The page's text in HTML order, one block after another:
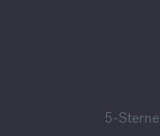
5-